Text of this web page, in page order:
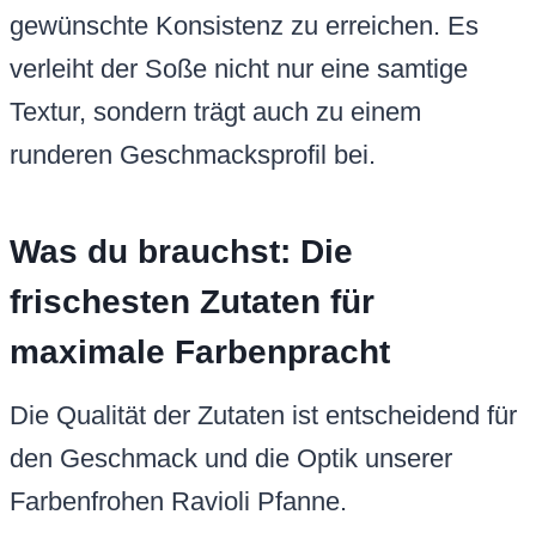
gewünschte Konsistenz zu erreichen. Es
verleiht der Soße nicht nur eine samtige
Textur, sondern trägt auch zu einem
runderen Geschmacksprofil bei.
Was du brauchst: Die
frischesten Zutaten für
maximale Farbenpracht
Die Qualität der Zutaten ist entscheidend für
den Geschmack und die Optik unserer
Farbenfrohen Ravioli Pfanne.